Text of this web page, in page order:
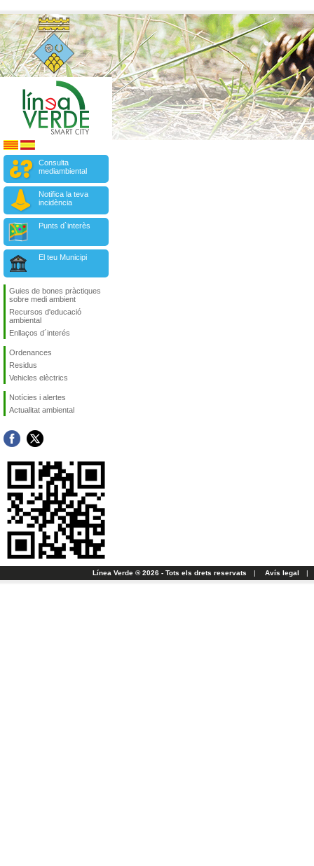
Consulta
mediambiental
Notifica la teva
incidència
Punts d`interès
El teu Municipi
Guies de bones pràctiques
sobre medi ambient
Recursos d'educació
ambiental
Enllaços d´interés
Ordenances
Residus
Vehicles elèctrics
Notícies i alertes
Actualitat ambiental
Línea Verde ® 2026 - Tots els drets reservats | Avís legal |